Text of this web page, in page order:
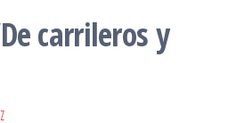
carrileros y